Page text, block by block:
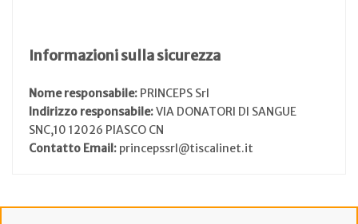
Informazioni sulla sicurezza
Nome responsabile: PRINCEPS Srl
Indirizzo responsabile:VIA DONATORI DI SANGUE
SNC,10 12026 PIASCO CN
Contatto Email: princepssrl@tiscalinet.it